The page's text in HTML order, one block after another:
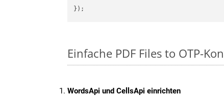
Einfache PDF Files to OTP-
WordsApi und CellsApi einrichten